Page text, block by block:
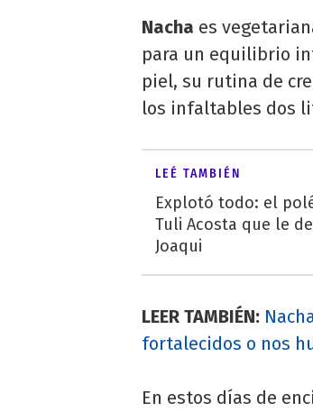
Nacha es
para un equilibrio
piel, su rutina de
los infaltables dos
LEÉ TAMBIÉN
Explotó todo: el
Tuli Acosta que le
Joaqui
LEER TAMBIÉN:
fortalecidos o nos
En estos días de